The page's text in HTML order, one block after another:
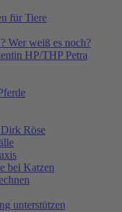
für Tiere
Wer weiß es noch?
HP/THP Petra
Röse
bei Katzen
unterstützen